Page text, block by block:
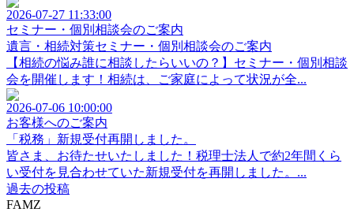
2026-07-27 11:33:00
セミナー・個別相談会のご案内
遺言・相続対策セミナー・個別相談会のご案内
【相続の悩み誰に相談したらいいの？】セミナー・個別相談
会を開催します！相続は、ご家庭によって状況が全...
2026-07-06 10:00:00
お客様へのご案内
「税務」新規受付再開しました。
皆さま、お待たせいたしました！税理士法人で約2年間くら
い受付を見合わせていた新規受付を再開しました。...
過去の投稿
FAMZ